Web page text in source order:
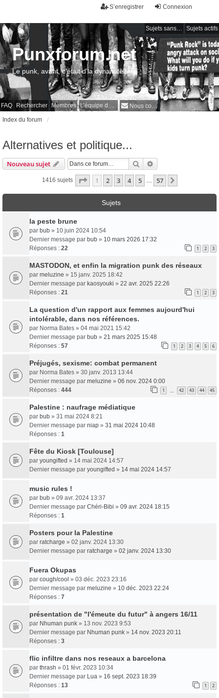
Connexion
S’enregistrer
Sujets sans réponse Sujets actifs
FAQ Rechercher Membres L’équipe du forum Nous contacter
Punxforum.net
Le punk, avant, c'était d'la dynamite !
Index du forum
Alternatives et politique...
Nouveau sujet Rechercher
1416 sujets Page 1sur57
1 2 3 4 5 … 57
Sujets
la peste brune
par bub » 10 juin 2024 10:54
Dernier message par bub » 10 mars 2026 17:32
Réponses : 22 1 2 3
MASTODON, et enfin la migration punk des réseaux
par meluzine » 15 janv. 2025 18:42
Dernier message par kaosyouki » 22 avr. 2025 22:26
Réponses : 21 1 2 3
La question d'un rapport aux femmes aujourd'hui
intolérable, dans nos références.
par Norma Bates » 04 mai 2021 15:42
Dernier message par bub » 21 mars 2025 15:48
Réponses : 57 1 2 3 4 5 6
Préjugés, sexisme: combat permanent
par Norma Bates » 30 janv. 2013 13:44
Dernier message par meluzine » 06 nov. 2024 0:00
Réponses : 444 1 42 43 44 45
Palestine : naufrage médiatique
par bub » 31 mai 2024 8:21
Dernier message par niap » 31 mai 2024 10:48
Réponses : 1
Fête du Kiosk [Toulouse]
par youngifted » 14 mai 2024 14:57
Dernier message par youngifted » 14 mai 2024 14:57
music rules !
par bub » 09 avr. 2024 13:37
Dernier message par Chéri-Bibi » 09 avr. 2024 18:15
Réponses : 1
Posters pour la Palestine
par ratcharge » 02 janv. 2024 13:30
Dernier message par ratcharge » 02 janv. 2024 13:30
Fuera Okupas
par cough/cool » 03 déc. 2023 23:16
Dernier message par meluzine » 10 déc. 2023 22:24
Réponses : 7
présentation de "l'émeute du futur" à angers 16/11
par Nhuman punk » 13 nov. 2023 9:53
Dernier message par Nhuman punk » 14 nov. 2023 20:11
Réponses : 3
flic infiltre dans nos reseaux a barcelona
par thrash » 01 févr. 2023 10:34
Dernier message par Lua » 16 sept. 2023 18:39
Réponses : 13 1 2